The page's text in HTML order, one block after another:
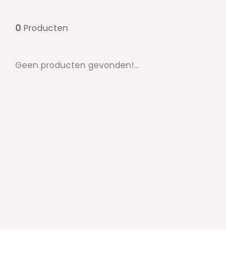
0 Producten
Geen producten gevonden!...